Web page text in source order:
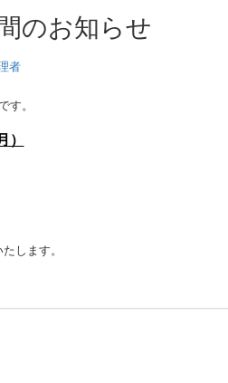
のお知らせ
者
。
します。